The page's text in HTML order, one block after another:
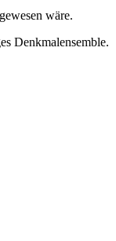
wäre.
Denkmalensemble.